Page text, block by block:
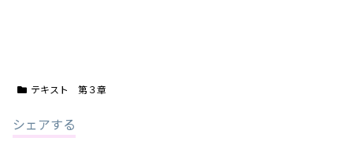
テキスト 第３章
シェアする